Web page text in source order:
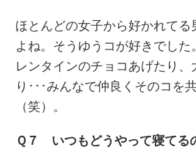
ほとんどの女子から好かれてる
よね。そうゆうコが好きでし
レンタインのチョコあげたり、
り･･･みんなで仲良くそのコを
（笑）。
Ｑ７ いつもどうやって寝てる